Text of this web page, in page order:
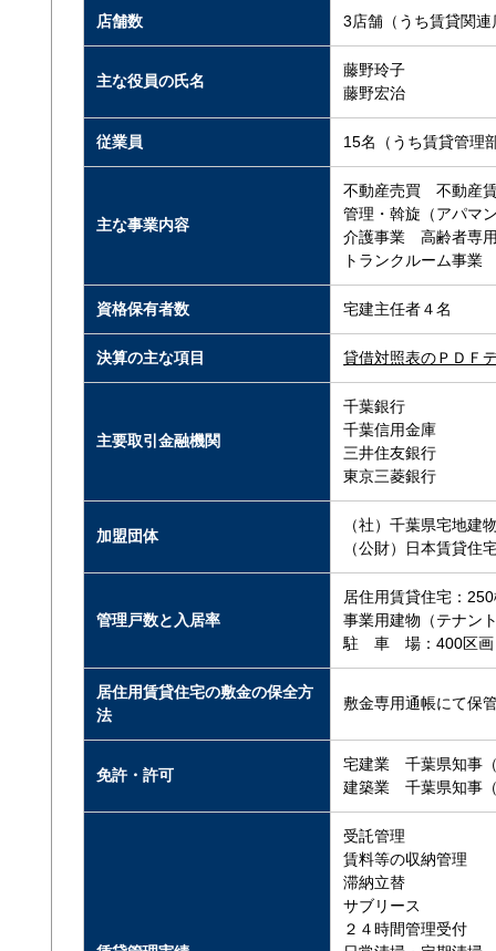
店舗数 3店舗（うち賃貸関
主な役員の氏名
藤野玲子
藤野宏治
従業員 15名（うち賃貸管理
主な事業内容
不動産売買 不動産
管理・斡旋（アパマ
介護事業 高齢者専
トランクルーム事業
資格保有者数 宅建主任者４名
決算の主な項目 貸借対照表のＰＤＦ
主要取引金融機関
千葉銀行
千葉信用金庫
三井住友銀行
東京三菱銀行
加盟団体
（社）千葉県宅地建
（公財）日本賃貸住
管理戸数と入居率
居住用賃貸住宅：
事業用建物（テナン
駐 車 場：400区画
居住用賃貸住宅の敷金の保全方
法
敷金専用通帳にて保
免許・許可
宅建業 千葉県知事
建築業 千葉県知事
受託管理
賃料等の収納管理
滞納立替
サブリース
２４時間管理受付